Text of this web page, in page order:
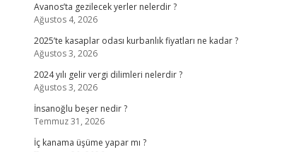
Avanos’ta gezilecek yerler nelerdir ?
Ağustos 4, 2026
2025’te kasaplar odası kurbanlık fiyatları ne kadar ?
Ağustos 3, 2026
2024 yılı gelir vergi dilimleri nelerdir ?
Ağustos 3, 2026
İnsanoğlu beşer nedir ?
Temmuz 31, 2026
İç kanama üşüme yapar mı ?